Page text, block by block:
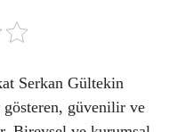
Serkan Gültekin
güvenilir ve